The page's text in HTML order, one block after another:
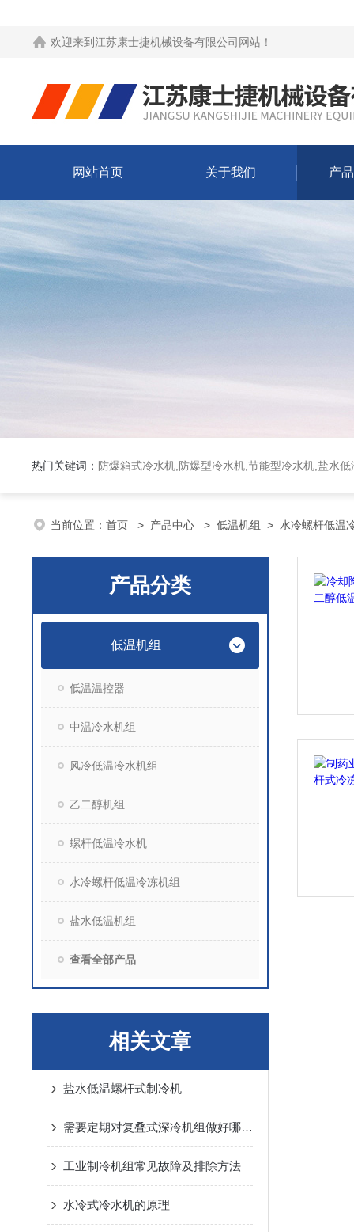
欢迎来到 江苏康士捷机械设备有限公司网站 ！
网站首页 关于我们 产
热门关键词： 防爆箱式冷水机,防爆型冷水机,节能型冷水机,盐水低
当前位置： 首页 > 产品中心 > 低温机组 > 水冷螺杆低温
产品分类
低温机组
低温温控器
中温冷水机组
风冷低温冷水机组
乙二醇机组
螺杆低温冷水机
水冷螺杆低温冷冻机组
盐水低温机组
查看全部产品
相关文章
盐水低温螺杆式制冷机
需要定期对复叠式深冷机组做好哪些维护检查
工业制冷机组常见故障及排除方法
水冷式冷水机的原理